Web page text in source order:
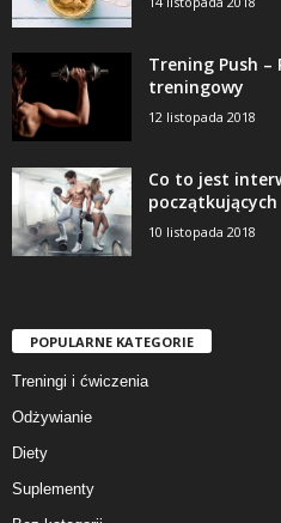
Trening Push –
treningowy
12 listopada 2018
Co to jest
początkujących
10 listopada 2018
POPULARNE KATEGORIE
Treningi i ćwiczenia
Odżywianie
Diety
Suplementy